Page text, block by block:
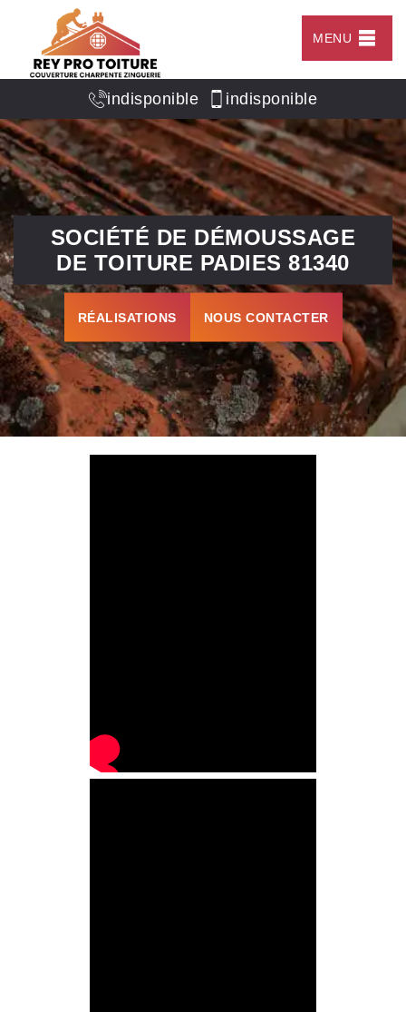
MENU
indisponible indisponible
SOCIÉTÉ DE DÉMOUSSAGE
DE TOITURE PADIES 81340
RÉALISATIONS NOUS CONTACTER